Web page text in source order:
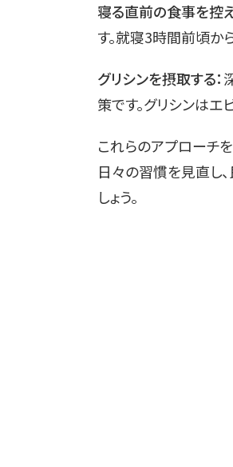
寝る直前の食事を控え
す。就寝3時間前頃か
グリシンを摂取する：
策です。グリシンはエ
これらのアプローチ
日々の習慣を見直し
しょう。